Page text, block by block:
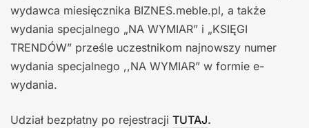
wydawca miesięcznika BIZNES.meble.pl, a także
wydania specjalnego „NA WYMIAR” i „KSIĘGI
TRENDÓW” prześle uczestnikom najnowszy numer
wydania specjalnego ,,NA WYMIAR” w formie e-
wydania.
Udział bezpłatny po rejestracji TUTAJ.